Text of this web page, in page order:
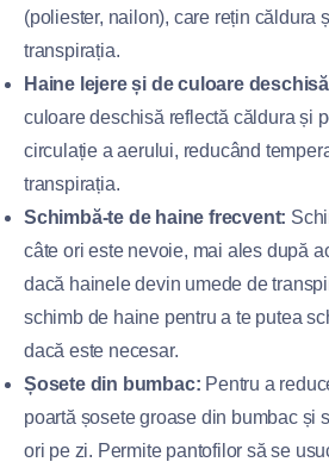
(poliester, nailon), care rețin căldura
transpirația.
Haine lejere și de culoare
culoare deschisă reflectă căldura și
circulație a aerului, reducând
transpirația.
Schimbă-te de haine frecvent:
câte ori este nevoie, mai ales după
dacă hainele devin umede de
schimb de haine pentru a te putea
dacă este necesar.
Șosete din bumbac: Pentru a
poartă șosete groase din bumbac și
ori pe zi. Permite pantofilor să se